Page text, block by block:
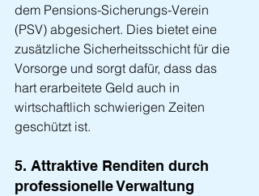
dem Pensions-Sicherungs-Verein
(PSV) abgesichert. Dies bietet eine
zusätzliche Sicherheitsschicht für die
Vorsorge und sorgt dafür, dass das
hart erarbeitete Geld auch in
wirtschaftlich schwierigen Zeiten
geschützt ist.
5. Attraktive Renditen durch
professionelle Verwaltung